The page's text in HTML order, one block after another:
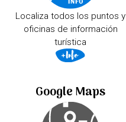
Localiza todos los puntos y
oficinas de información
turística
Google Maps